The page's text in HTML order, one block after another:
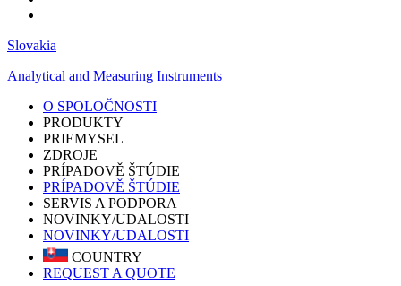
Slovakia
Analytical and Measuring Instruments
O SPOLOČNOSTI
PRODUKTY
PRIEMYSEL
ZDROJE
PRÍPADOVĚ ŠTÚDIE
PRÍPADOVĚ ŠTÚDIE
SERVIS A PODPORA
NOVINKY/UDALOSTI
NOVINKY/UDALOSTI
COUNTRY
REQUEST A QUOTE